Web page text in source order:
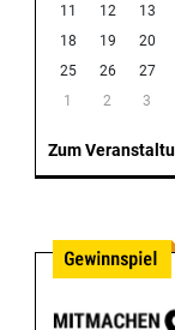
11
12 13
18
19 20
25
26 27
1
2 3
Zum